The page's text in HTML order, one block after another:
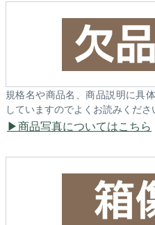
規格名や商品名、商品説明に具
していますのでよくお読みくださ
商品写真についてはこちら